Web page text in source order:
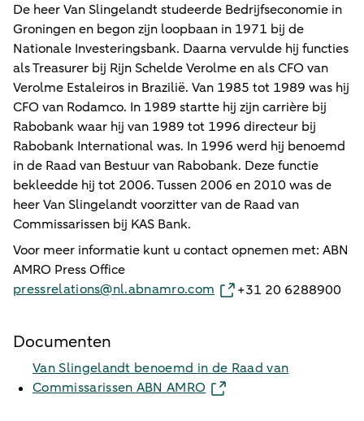
De heer Van Slingelandt studeerde Bedrijfseconomie in
Groningen en begon zijn loopbaan in 1971 bij de
Nationale Investeringsbank. Daarna vervulde hij functies
als Treasurer bij Rijn Schelde Verolme en als CFO van
Verolme Estaleiros in Brazilië. Van 1985 tot 1989 was hij
CFO van Rodamco. In 1989 startte hij zijn carrière bij
Rabobank waar hij van 1989 tot 1996 directeur bij
Rabobank International was. In 1996 werd hij benoemd
in de Raad van Bestuur van Rabobank. Deze functie
bekleedde hij tot 2006. Tussen 2006 en 2010 was de
heer Van Slingelandt voorzitter van de Raad van
Commissarissen bij KAS Bank.
Voor meer informatie kunt u contact opnemen met: ABN
AMRO Press Office
pressrelations@nl.abnamro.com
+31 20 6288900
Documenten
Van Slingelandt benoemd in de Raad van
Commissarissen ABN AMRO